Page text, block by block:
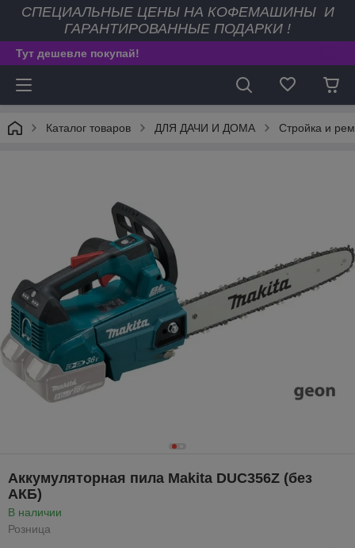
СПЕЦИАЛЬНЫЕ ЦЕНЫ НА КОФЕМАШИНЫ И
ГАРАНТИРОВАННЫЕ ПОДАРКИ !
Тут дешевле покупай!
Каталог товаров ДЛЯ ДАЧИ И ДОМА Стройка и
Аккумуляторная пила Makita DUC356Z (без
АКБ)
В наличии
Розница